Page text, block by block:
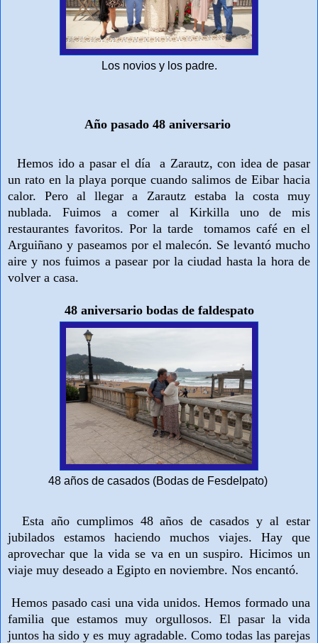
Los novios y los padre.
Año pasado 48 aniversario
Hemos ido a pasar el día a Zarautz, con idea de pasar
un rato en la playa porque cuando salimos de Eibar hacia
calor. Pero al llegar a Zarautz estaba la costa muy
nublada. Fuimos a comer al Kirkilla uno de mis
restaurantes favoritos. Por la tarde tomamos café en el
Arguiñano y paseamos por el malecón. Se levantó mucho
aire y nos fuimos a pasear por la ciudad hasta la hora de
volver a casa.
48 aniversario bodas de faldespato
48 años de casados (Bodas de Fesdelpato)
Esta año cumplimos 48 años de casados y al estar
jubilados estamos haciendo muchos viajes. Hay que
aprovechar que la vida se va en un suspiro. Hicimos un
viaje muy deseado a Egipto en noviembre. Nos encantó.
Hemos pasado casi una vida unidos. Hemos formado una
familia que estamos muy orgullosos. El pasar la vida
juntos ha sido y es muy agradable. Como todas las parejas